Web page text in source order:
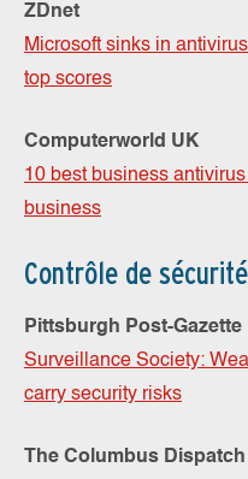
ZDnet
Microsoft sinks in
top scores
Computerworld UK
10 best business
business
Contrôle de
Pittsburgh Post-Gazette
Surveillance Society:
carry security risks
The Columbus Dispatch